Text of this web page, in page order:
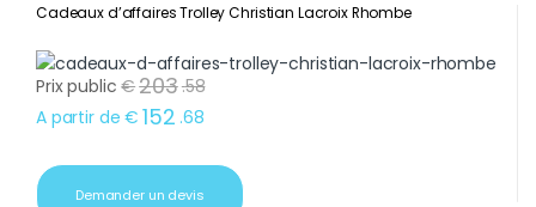
Cadeaux d’affaires Trolley Christian Lacroix Rhombe
Prix public €203.58
A partir de € 152 .68
Demander un devis